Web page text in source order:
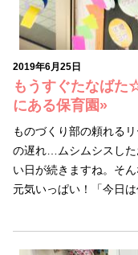
2019年6月25日
もうすぐたなばた
にある保育園»
ものづくり部の頼れる
の遅れ…ムシムシスした
い日が続きますね。そ
元気いっぱい！「今日